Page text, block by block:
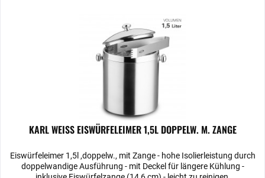
KARL WEISS EISWÜRFELEIMER 1,5L DOPPELW. M. ZANGE
Eiswürfeleimer 1,5l ,doppelw., mit Zange - hohe Isolierleistung durch
doppelwandige Ausführung - mit Deckel für längere Kühlung -